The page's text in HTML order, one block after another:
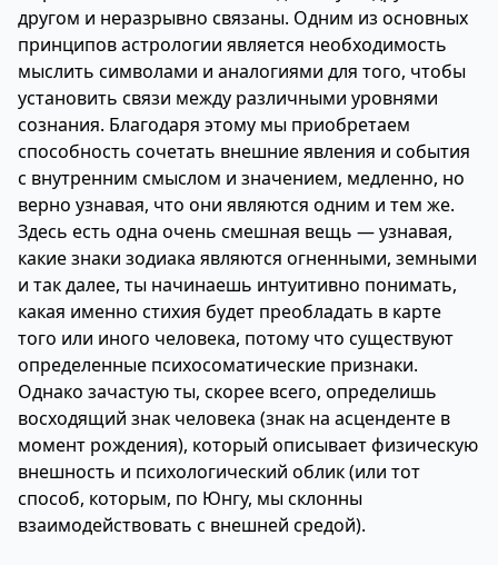
другом и неразрывно связаны. Одним из основных
принципов астрологии является необходимость
мыслить символами и аналогиями для того, чтобы
установить связи между различными уровнями
сознания. Благодаря этому мы приобретаем
способность сочетать внешние явления и события
с внутренним смыслом и значением, медленно, но
верно узнавая, что они являются одним и тем же.
Здесь есть одна очень смешная вещь — узнавая,
какие знаки зодиака являются огненными, земными
и так далее, ты начинаешь интуитивно понимать,
какая именно стихия будет преобладать в карте
того или иного человека, потому что существуют
определенные психосоматические признаки.
Однако зачастую ты, скорее всего, определишь
восходящий знак человека (знак на асценденте в
момент рождения), который описывает физическую
внешность и психологический облик (или тот
способ, которым, по Юнгу, мы склонны
взаимодействовать с внешней средой).